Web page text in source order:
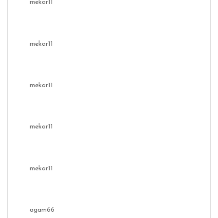
mekar11
mekar11
mekar11
mekar11
mekar11
agam66